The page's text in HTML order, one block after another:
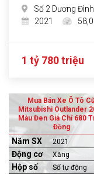
Số 2 Dương
2021
1 tỷ 780 triệu
Mua Bán Xe Ô Tô
Mitsubishi Outlander
Màu Đen Giá Chỉ 680
Đồng
Năm SX 2021
Động cơ Xăng
Hộp số Số tự động